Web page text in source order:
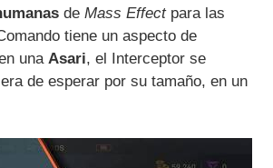
de Mass Effectpara las
tiene un aspecto de
una Asari, el Interceptor se
de esperar por su tamaño, en un